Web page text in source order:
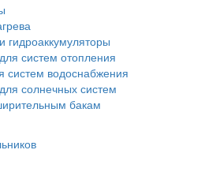
гидроаккумуляторы
систем отопления
систем водоснабжения
солнечных систем
бакам